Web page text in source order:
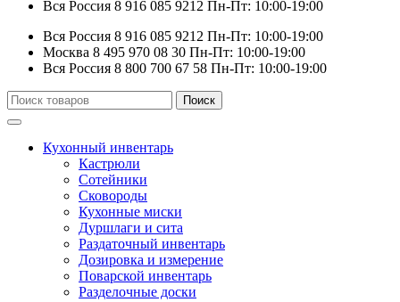
Вся Россия 8 916 085 9212 Пн-Пт: 10:00-19:00
Вся Россия 8 916 085 9212 Пн-Пт: 10:00-19:00
Москва 8 495 970 08 30 Пн-Пт: 10:00-19:00
Вся Россия 8 800 700 67 58 Пн-Пт: 10:00-19:00
Искать:
Поиск
Кухонный инвентарь
Кастрюли
Сотейники
Сковороды
Кухонные миски
Дуршлаги и сита
Раздаточный инвентарь
Дозировка и измерение
Поварской инвентарь
Разделочные доски